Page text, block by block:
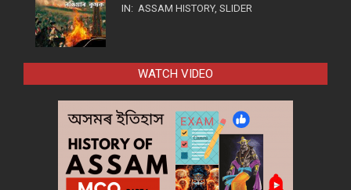
IN: ASSAM HISTORY, SLIDER
WATCH VIDEO